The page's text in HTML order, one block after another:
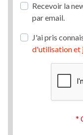
Recevoir la
par email.
J'ai pris
d'utilisation et
*